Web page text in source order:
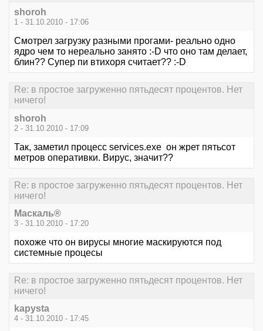
shoroh
1 - 31.10.2010 - 17:06
Смотрел загрузку разными прогами- реально одно
ядро чем то нереально занято :-D что оно там делает,
блин?? Супер пи втихоря считает?? :-D
Re: в простое загруженно пятьдесят процентов. Нет
ничего!
shoroh
2 - 31.10.2010 - 17:09
Так, заметил процесс services.exe он жрет пятьсот
метров оперативки. Вирус, значит??
Re: в простое загруженно пятьдесят процентов. Нет
ничего!
Маскаль®
3 - 31.10.2010 - 17:20
похоже что он вирусы многие маскируются под
системные процесы
Re: в простое загруженно пятьдесят процентов. Нет
ничего!
kapysta
4 - 31.10.2010 - 17:45